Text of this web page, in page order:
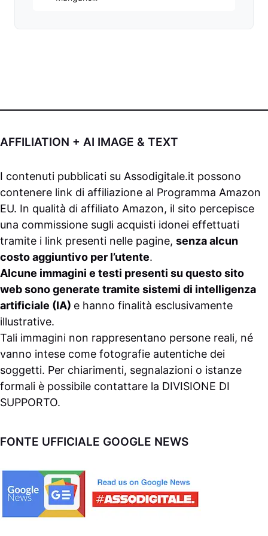
AFFILIATION + AI IMAGE & TEXT
I contenuti pubblicati su Assodigitale.it possono
contenere link di affiliazione al Programma Amazon
EU. In qualità di affiliato Amazon, il sito percepisce
una commissione sugli acquisti idonei effettuati
tramite i link presenti nelle pagine, senza alcun
costo aggiuntivo per l’utente.
Alcune immagini e testi presenti su questo sito
web sono generate tramite sistemi di intelligenza
artificiale (IA) e hanno finalità esclusivamente
illustrative.
Tali immagini non rappresentano persone reali, né
vanno intese come fotografie autentiche dei
soggetti. Per chiarimenti, segnalazioni o istanze
formali è possibile contattare la DIVISIONE DI
SUPPORTO.
FONTE UFFICIALE GOOGLE NEWS